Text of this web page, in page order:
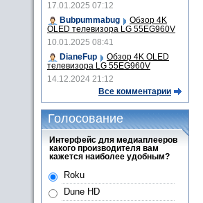
17.01.2025 07:12
Bubpummabug
Обзор 4K
OLED телевизора LG 55EG960V
10.01.2025 08:41
DianeFup
Обзор 4K OLED
телевизора LG 55EG960V
14.12.2024 21:12
Все комментарии
Голосование
Интерфейс для медиаплееров
какого производителя вам
кажется наиболее удобным?
Roku
Dune HD